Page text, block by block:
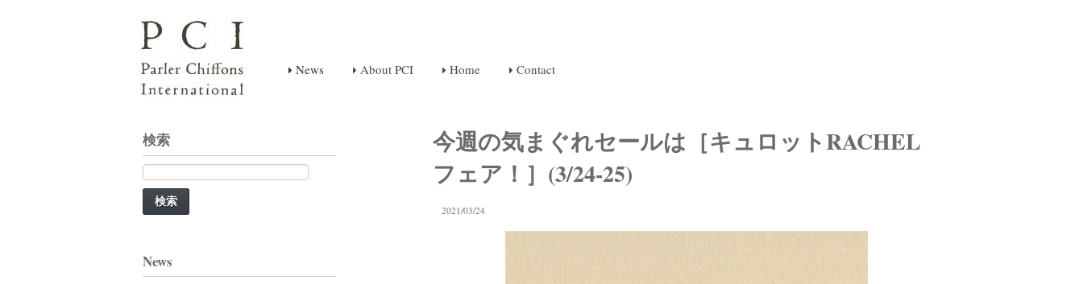
News About PCI Home Contact
今週の気まぐれセールは［キュロットRACHEL
フェア！］(3/24-25)
2021/03/24
検索
検
索:
News